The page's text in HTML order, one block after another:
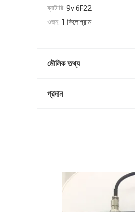
ব্যাটারি: 9v 6F22
ওজন: 1 কিলোগ্রাম
মৌলিক তথ্য
প্রদান